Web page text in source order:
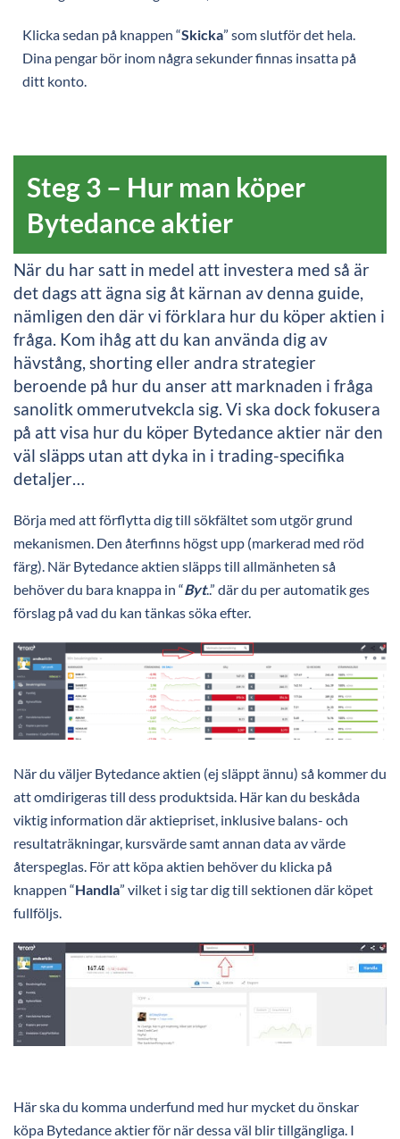
Klicka sedan på knappen “Skicka” som slutför det hela.
Dina pengar bör inom några sekunder finnas insatta på
ditt konto.
Steg 3 – Hur man köper
Bytedance aktier
När du har satt in medel att investera med så är
det dags att ägna sig åt kärnan av denna guide,
nämligen den där vi förklara hur du köper aktien i
fråga. Kom ihåg att du kan använda dig av
hävstång, shorting eller andra strategier
beroende på hur du anser att marknaden i fråga
sanolitk ommerutvekcla sig. Vi ska dock fokusera
på att visa hur du köper Bytedance aktier när den
väl släpps utan att dyka in i trading-specifika
detaljer…
Börja med att förflytta dig till sökfältet som utgör grund
mekanismen. Den återfinns högst upp (markerad med röd
färg). När Bytedance aktien släpps till allmänheten så
behöver du bara knappa in “Byt..” där du per automatik ges
förslag på vad du kan tänkas söka efter.
När du väljer Bytedance aktien (ej släppt ännu) så kommer du
att omdirigeras till dess produktsida. Här kan du beskåda
viktig information där aktiepriset, inklusive balans- och
resultaträkningar, kursvärde samt annan data av värde
återspeglas. För att köpa aktien behöver du klicka på
knappen “Handla” vilket i sig tar dig till sektionen där köpet
fullföljs.
Här ska du komma underfund med hur mycket du önskar
köpa Bytedance aktier för när dessa väl blir tillgängliga. I